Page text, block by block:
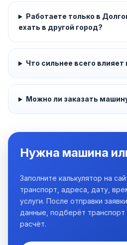
Работаете только в
ехать в другой город?
Что сильнее всего влияет
Можно ли заказать
Нужна машина
Заполните калькулятор на
транспорт, адреса, дату,
услуги. После отправки
данные, подберёт
расчёт.